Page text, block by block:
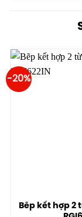
-20%
Bẽp kết hợp 2